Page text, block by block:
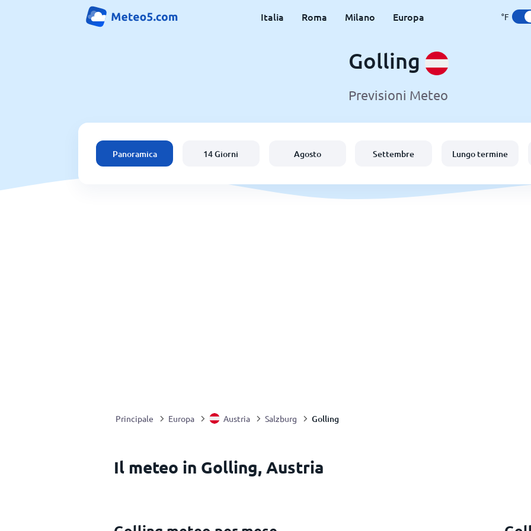
Italia Roma Milano Europa °F
Golling
Previsioni Meteo
Panoramica 14 Giorni Agosto Settembre Lungo termine
Principale Europa Austria Salzburg Golling
Il meteo in Golling, Austria